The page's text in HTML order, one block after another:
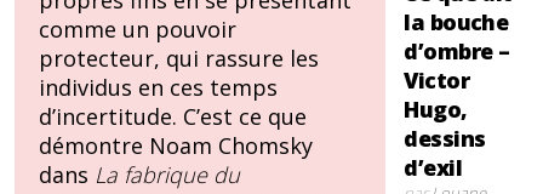
comme un pouvoir
protecteur, qui rassure les
individus en ces temps
d’incertitude. C’est ce que
démontre Noam Chomsky
dans La fabrique du
la bouche
d’ombre –
Victor
Hugo,
dessins
d’exil